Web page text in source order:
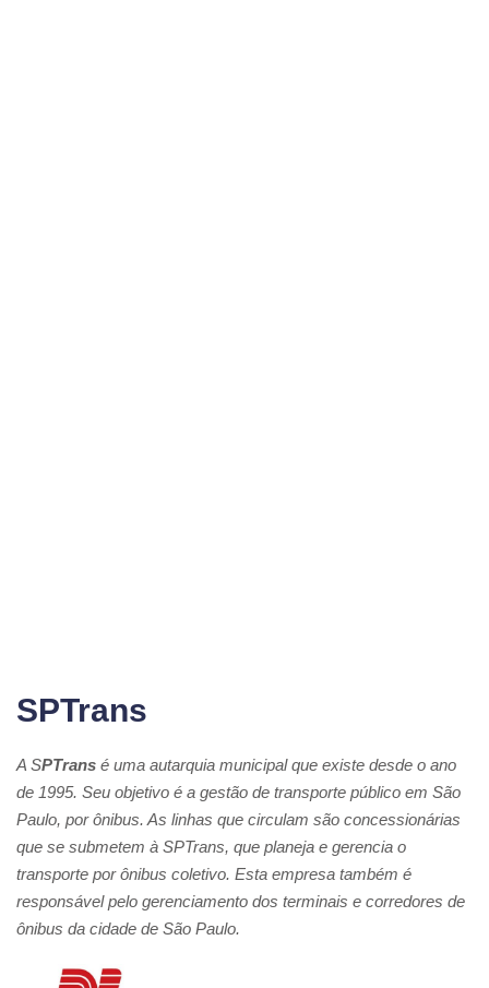
SPTrans
A SPTrans é uma autarquia municipal que existe desde o ano
de 1995. Seu objetivo é a gestão de transporte público em São
Paulo, por ônibus. As linhas que circulam são concessionárias
que se submetem à SPTrans, que planeja e gerencia o
transporte por ônibus coletivo. Esta empresa também é
responsável pelo gerenciamento dos terminais e corredores de
ônibus da cidade de São Paulo.